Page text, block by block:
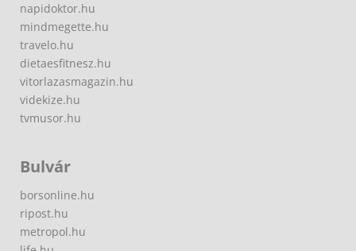
napidoktor.hu
mindmegette.hu
travelo.hu
dietaesfitnesz.hu
vitorlazasmagazin.hu
videkize.hu
tvmusor.hu
Bulvár
borsonline.hu
ripost.hu
metropol.hu